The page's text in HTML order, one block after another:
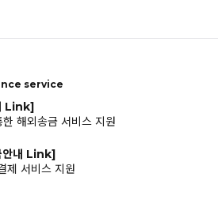
service
Link]
해외송금 서비스 지원
내 Link]
제 서비스 지원